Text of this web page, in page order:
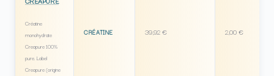
Créatine
monohydrate
Creapure 100%
pure. Label
Creapure (origine
CRÉATINE 39,92 € 2,00 €